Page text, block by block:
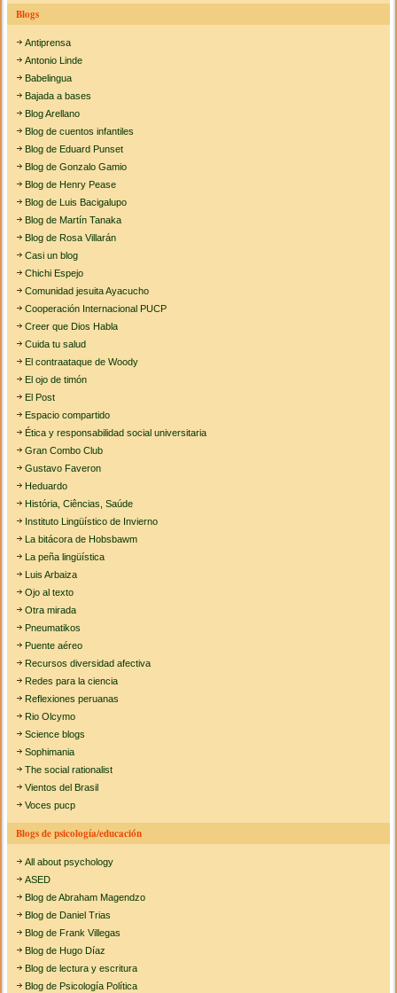
Blogs
Antiprensa
Antonio Linde
Babelingua
Bajada a bases
Blog Arellano
Blog de cuentos infantiles
Blog de Eduard Punset
Blog de Gonzalo Gamio
Blog de Henry Pease
Blog de Luis Bacigalupo
Blog de Martín Tanaka
Blog de Rosa Villarán
Casi un blog
Chichi Espejo
Comunidad jesuita Ayacucho
Cooperación Internacional PUCP
Creer que Dios Habla
Cuida tu salud
El contraataque de Woody
El ojo de timón
El Post
Espacio compartido
Ética y responsabilidad social universitaria
Gran Combo Club
Gustavo Faveron
Heduardo
História, Ciências, Saúde
Instituto Lingüístico de Invierno
La bitácora de Hobsbawm
La peña lingüística
Luis Arbaiza
Ojo al texto
Otra mirada
Pneumatikos
Puente aéreo
Recursos diversidad afectiva
Redes para la ciencia
Reflexiones peruanas
Rio Olcymo
Science blogs
Sophimania
The social rationalist
Vientos del Brasil
Voces pucp
Blogs de psicología/educación
All about psychology
ASED
Blog de Abraham Magendzo
Blog de Daniel Trias
Blog de Frank Villegas
Blog de Hugo Díaz
Blog de lectura y escritura
Blog de Psicología Política